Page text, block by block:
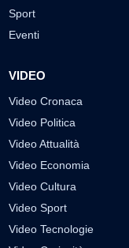
Sport
Eventi
VIDEO
Video Cronaca
Video Politica
Video Attualità
Video Economia
Video Cultura
Video Sport
Video Tecnologie